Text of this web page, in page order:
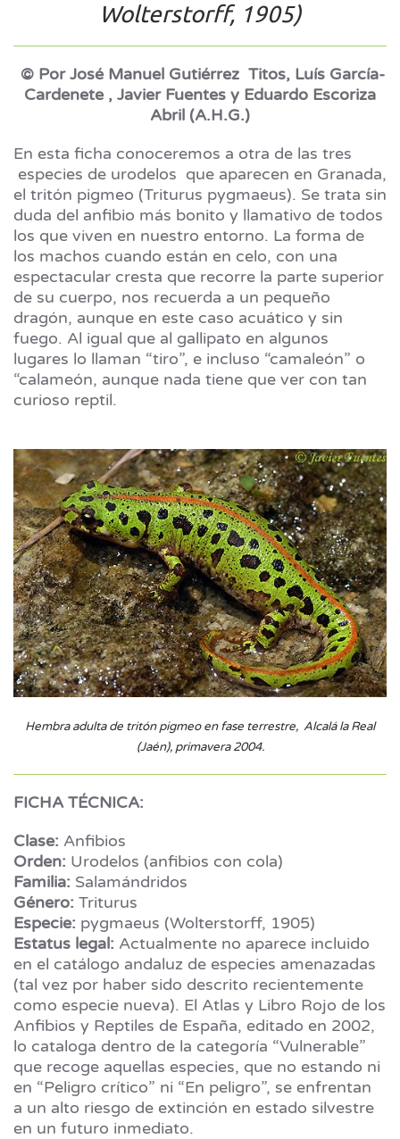
Wolterstorff, 1905)
© Por José Manuel Gutiérrez Titos, Luís García-
Cardenete , Javier Fuentes y Eduardo Escoriza
Abril (A.H.G.)
En esta ficha conoceremos a otra de las tres
especies de urodelos que aparecen en Granada,
el tritón pigmeo (Triturus pygmaeus). Se trata sin
duda del anfibio más bonito y llamativo de todos
los que viven en nuestro entorno. La forma de
los machos cuando están en celo, con una
espectacular cresta que recorre la parte superior
de su cuerpo, nos recuerda a un pequeño
dragón, aunque en este caso acuático y sin
fuego. Al igual que al gallipato en algunos
lugares lo llaman “tiro”, e incluso “camaleón” o
“calameón, aunque nada tiene que ver con tan
curioso reptil.
Hembra adulta de tritón pigmeo en fase terrestre, Alcalá la Real
(Jaén), primavera 2004.
FICHA TÉCNICA:
Clase: Anfibios
Orden: Urodelos (anfibios con cola)
Familia: Salamándridos
Género: Triturus
Especie: pygmaeus (Wolterstorff, 1905)
Estatus legal: Actualmente no aparece incluido
en el catálogo andaluz de especies amenazadas
(tal vez por haber sido descrito recientemente
como especie nueva). El Atlas y Libro Rojo de los
Anfibios y Reptiles de España, editado en 2002,
lo cataloga dentro de la categoría “Vulnerable”
que recoge aquellas especies, que no estando ni
en “Peligro crítico” ni “En peligro”, se enfrentan
a un alto riesgo de extinción en estado silvestre
en un futuro inmediato.